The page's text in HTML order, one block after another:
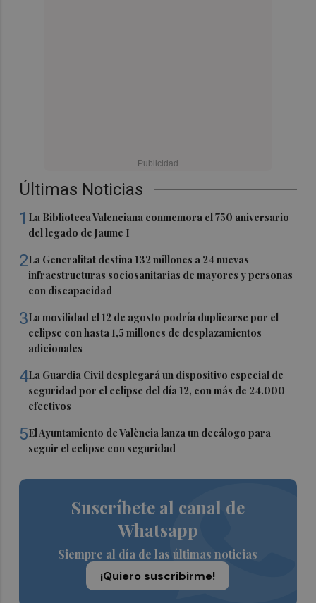
Últimas Noticias
1 La Biblioteca Valenciana conmemora el 750 aniversario
del legado de Jaume I
2La Generalitat destina 132 millones a 24 nuevas
infraestructuras sociosanitarias de mayores y personas
con discapacidad
3La movilidad el 12 de agosto podría duplicarse por el
eclipse con hasta 1,5 millones de desplazamientos
adicionales
4La Guardia Civil desplegará un dispositivo especial de
seguridad por el eclipse del día 12, con más de 24.000
efectivos
5El Ayuntamiento de València lanza un decálogo para
seguir el eclipse con seguridad
Suscríbete al canal de
Whatsapp
Siempre al día de las últimas noticias
¡Quiero suscribirme!